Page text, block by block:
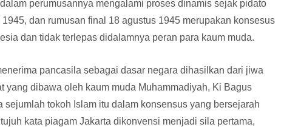
perumusannya mengalami proses dinamis sejak pidato
dan rumusan final 18 agustus 1945 merupakan konsesus
dan tidak terlepas didalamnya peran para kaum muda.
pancasila sebagai dasar negara dihasilkan dari jiwa
yang dibawa oleh kaum muda Muhammadiyah, Ki Bagus
tokoh Islam itu dalam konsensus yang bersejarah
kata piagam Jakarta dikonvensi menjadi sila pertama,